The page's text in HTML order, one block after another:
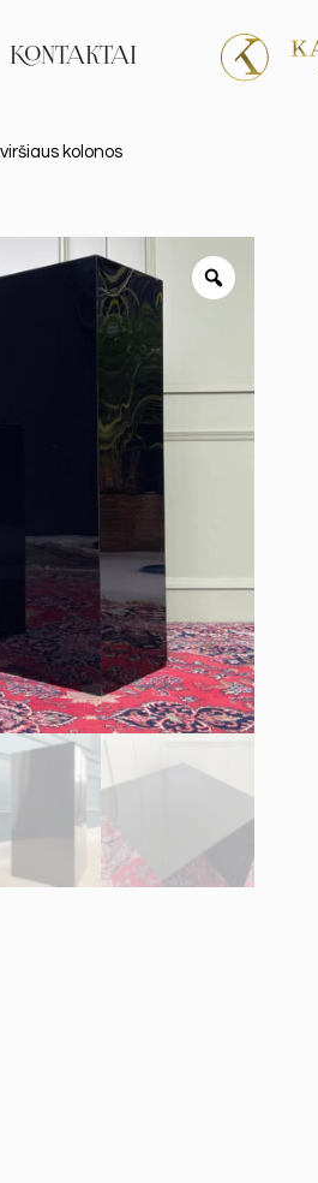
KONTAKTAI
kolonos